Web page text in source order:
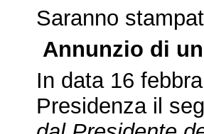
Saranno
Annunzio di
In data 16
Presidenza il